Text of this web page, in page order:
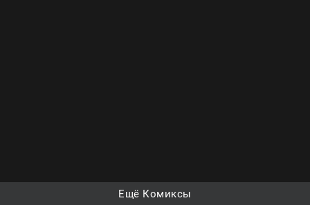
Ещё Комиксы